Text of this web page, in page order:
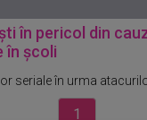
în pericol din
în școli
seriale în urma
1